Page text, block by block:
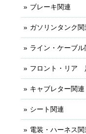
ブレーキ関連
ガソリンタンク関
ライン・ケーブル
フロント・リア
キャブレター関連
シート関連
電装・ハーネス関